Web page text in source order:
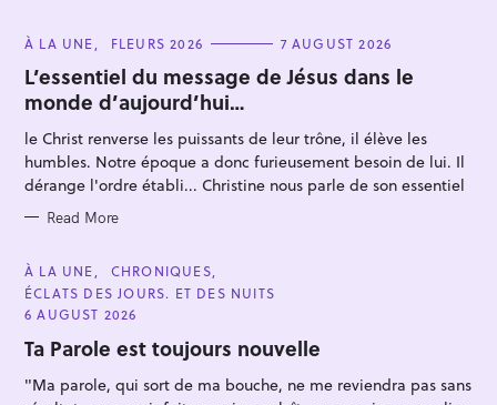
C
T
E
G
O
R
I
E
S
À LA UNE FLEURS 2026 7 AUGUST 2026
L’essentiel du message de Jésus dans le
monde d’aujourd’hui…
le Christ renverse les puissants de leur trône, il élève les
humbles. Notre époque a donc furieusement besoin de lui. Il
dérange l'ordre établi... Christine nous parle de son essentiel
Read More
C
A
T
E
O
R
E
À LA UNE
CHRONIQUES
ÉCLATS DES JOURS. ET DES NUITS
6 AUGUST 2026
Ta Parole est toujours nouvelle
"Ma parole, qui sort de ma bouche, ne me reviendra pas sans